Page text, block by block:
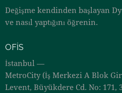
Değişme kendinden başlayan
ve nasıl yaptığını öğrenin.
OFIS
İstanbul —
MetroCity (İş Merkezi A Blok
Levent, Büyükdere Cd. No: 171,